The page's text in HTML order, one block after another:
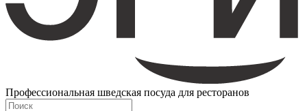
Профессиональная шведская посуда для ресторанов